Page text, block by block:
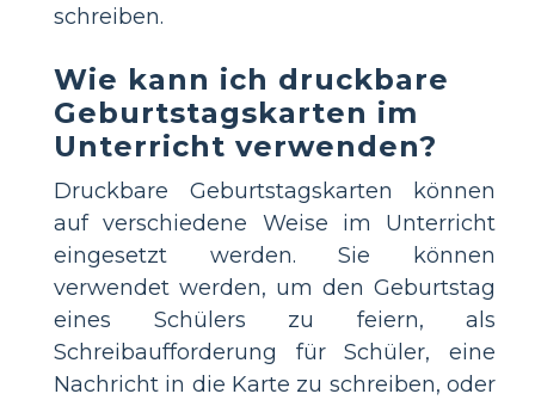
schreiben.
Wie kann ich druckbare
Geburtstagskarten im
Unterricht verwenden?
Druckbare Geburtstagskarten können
auf verschiedene Weise im Unterricht
eingesetzt werden. Sie können
verwendet werden, um den Geburtstag
eines Schülers zu feiern, als
Schreibaufforderung für Schüler, eine
Nachricht in die Karte zu schreiben, oder